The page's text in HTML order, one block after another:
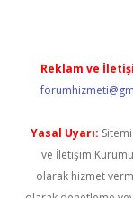
Reklam ve
Yasal Uyarı:
ve İletişim
olarak hizmet